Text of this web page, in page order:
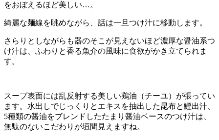
をおぼえるほど美しい…。
綺麗な麺線を眺めながら、話は一旦つけ汁に移動します。
さらりとしながらも器のそこが見えないほど濃厚な醤油系つ
け汁は、ふわりと香る魚介の風味に食欲がかき立てられま
す。
スープ表面には乱反射する美しい鶏油（チーユ）が張ってい
ます。水出しでじっくりとエキスを抽出した昆布と鰹出汁、
5種類の醤油をブレンドしたたまり醤油ベースのつけ汁は、
無駄のないこだわりが垣間見えますね。